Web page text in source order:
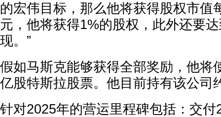
的宏伟目标，那么他将获得股权市值
元，他将获得1%的股权，此外还要
现。”
假如马斯克能够获得全部奖励，他将
亿股特斯拉股票。他目前持有该公司
针对2025年的营运里程碑包括：交